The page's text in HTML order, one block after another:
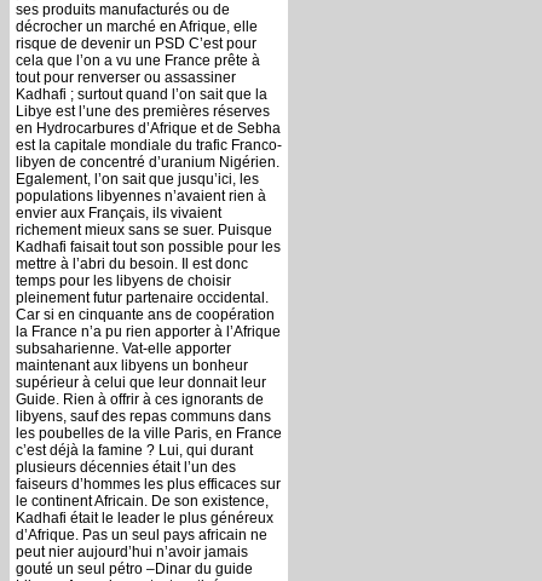
ses produits manufacturés ou de
décrocher un marché en Afrique, elle
risque de devenir un PSD C’est pour
cela que l’on a vu une France prête à
tout pour renverser ou assassiner
Kadhafi ; surtout quand l’on sait que la
Libye est l’une des premières réserves
en Hydrocarbures d’Afrique et de Sebha
est la capitale mondiale du trafic Franco-
libyen de concentré d’uranium Nigérien.
Egalement, l’on sait que jusqu’ici, les
populations libyennes n’avaient rien à
envier aux Français, ils vivaient
richement mieux sans se suer. Puisque
Kadhafi faisait tout son possible pour les
mettre à l’abri du besoin. Il est donc
temps pour les libyens de choisir
pleinement futur partenaire occidental.
Car si en cinquante ans de coopération
la France n’a pu rien apporter à l’Afrique
subsaharienne. Vat-elle apporter
maintenant aux libyens un bonheur
supérieur à celui que leur donnait leur
Guide. Rien à offrir à ces ignorants de
libyens, sauf des repas communs dans
les poubelles de la ville Paris, en France
c’est déjà la famine ? Lui, qui durant
plusieurs décennies était l’un des
faiseurs d’hommes les plus efficaces sur
le continent Africain. De son existence,
Kadhafi était le leader le plus généreux
d’Afrique. Pas un seul pays africain ne
peut nier aujourd’hui n’avoir jamais
gouté un seul pétro –Dinar du guide